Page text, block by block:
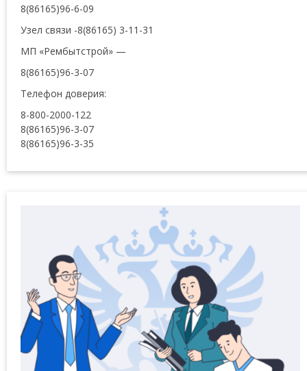
8(86165)96-6-09
Узел связи -8(86165) 3-11-31
МП «Рембытстрой» —
8(86165)96-3-07
Телефон доверия:
8-800-2000-122
8(86165)96-3-07
8(86165)96-3-35